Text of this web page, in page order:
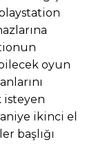
oyun
isteyen
ikinci el
başlığı